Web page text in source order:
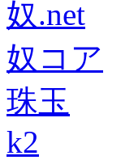
奴.net
奴コア
珠玉
k2